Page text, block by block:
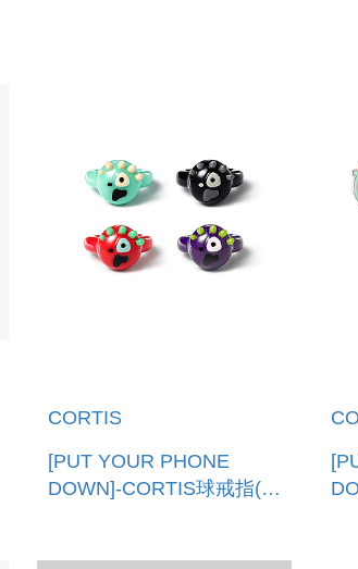
CORTIS
[PUT YOUR PHONE
DOWN]-CORTIS球戒指(韓